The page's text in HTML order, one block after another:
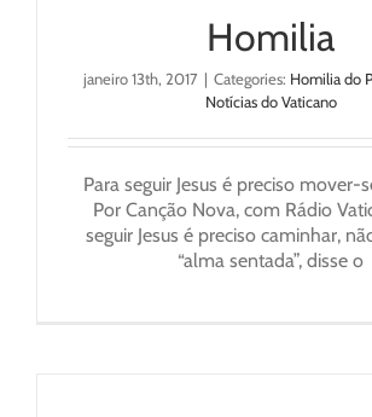
Homilia
janeiro 13th, 2017 | Categories: Homilia do
Notícias do Vaticano
Para seguir Jesus é preciso mover-
Por Canção Nova, com Rádio
seguir Jesus é preciso caminhar,
“alma sentada”, disse o